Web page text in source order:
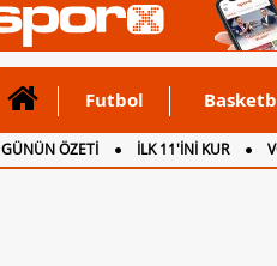
Futbol
GÜNÜN ÖZETİ İLK 11'İNİ KUR
CANLI ANLATIM
İNGİLTERE